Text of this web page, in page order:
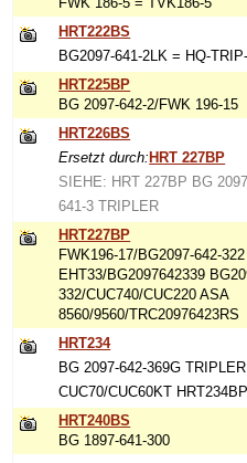
HRT222BS
BG2097-641-2LK = HQ-
HRT225BP
BG 2097-642-2/FWK 196-15
HRT226BS
Ersetzt durch: HRT 227BP
SIEHE: HRT 227BP BG
641-3 TRIPLER
HRT227BP
FWK196-17/BG2097-642-
EHT33/BG2097642339
332/CUC740/CUC220 ASA
8560/9560/TRC20976423RS
HRT234
BG 2097-642-369G
CUC70/CUC60KT HRT234BP
HRT240BS
BG 1897-641-300